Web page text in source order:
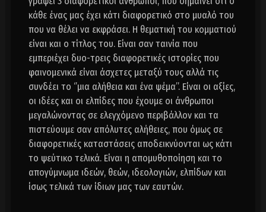
κάθε ένας μας έχει κάτι διαφορετικό στο μυαλό του
που να θέλει να εκφράσει. Η θεματική του κομματιού
είναι και ο τίτλος του. Είναι σαν ταινία που
εμπεριέχει δυο-τρεις διαφορετικές ιστορίες που
φαινομενικά είναι άσχετες μεταξύ τους αλλά τις
συνδέει το ‘’μια αλήθεια και ένα ψέμα’’. Είναι οι αξίες,
οι ιδέες και οι ελπίδες που έχουμε οι άνθρωποι
μεγαλώνοντας σε ελεγχόμενο περιβάλλον και τα
πιστεύουμε σαν απόλυτες αλήθειες, που όμως σε
διαφορετικές καταστάσεις αποδεικνύονται ως κάτι
το ψεύτικο τελικά. Είναι η απομυθοποίηση και το
απογύμνωμα ιδεών, θεών, ιδεολογιών, ελπίδων και
ίσως τελικά των ίδιων μας των εαυτών.